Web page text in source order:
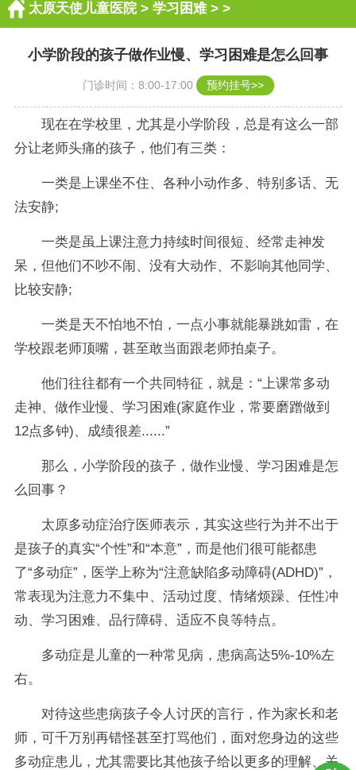
太原天使儿童医院> 学习困难> >
小学阶段的孩子做作业慢、学习困难是怎么回事
门诊时间：8:00-17:00 预约挂号>>
现在在学校里，尤其是小学阶段，总是有这么一部
分让老师头痛的孩子，他们有三类：
一类是上课坐不住、各种小动作多、特别多话、无
法安静;
一类是虽上课注意力持续时间很短、经常走神发
呆，但他们不吵不闹、没有大动作、不影响其他同学、
比较安静;
一类是天不怕地不怕，一点小事就能暴跳如雷，在
学校跟老师顶嘴，甚至敢当面跟老师拍桌子。
他们往往都有一个共同特征，就是：“上课常多动
走神、做作业慢、学习困难(家庭作业，常要磨蹭做到
12点多钟)、成绩很差......”
那么，小学阶段的孩子，做作业慢、学习困难是怎
么回事？
太原多动症治疗医师表示，其实这些行为并不出于
是孩子的真实“个性”和“本意”，而是他们很可能都患
了“多动症”，医学上称为“注意缺陷多动障碍(ADHD)”，
常表现为注意力不集中、活动过度、情绪烦躁、任性冲
动、学习困难、品行障碍、适应不良等特点。
多动症是儿童的一种常见病，患病高达5%-10%左
右。
对待这些患病孩子令人讨厌的言行，作为家长和老
师，可千万别再错怪甚至打骂他们，面对您身边的这些
多动症患儿，尤其需要比其他孩子给以更多的理解、关